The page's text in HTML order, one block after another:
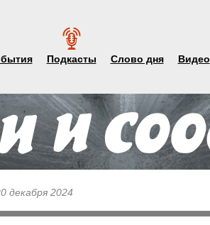
Подкасты Слово дня Видео
декабря 2024